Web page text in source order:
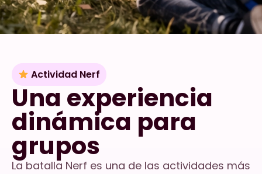
Actividad Nerf
Una experiencia
dinámica para
grupos
La batalla Nerf es una de las actividades más